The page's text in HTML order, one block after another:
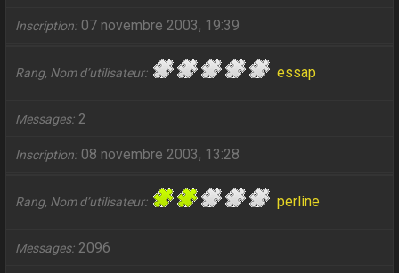
Inscription 07 novembre 2003, 19:39
Rang, Nom d’utilisateur essap
Messages 2
Inscription 08 novembre 2003, 13:28
Rang, Nom d’utilisateur perline
Messages 2096